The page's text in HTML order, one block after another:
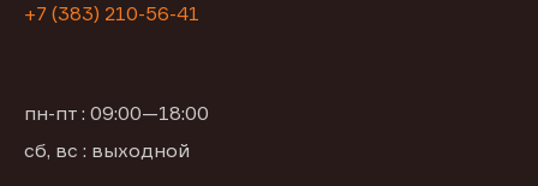
+7 (383) 210-56-41
пн-пт : 09:00—18:00
сб, вс : выходной